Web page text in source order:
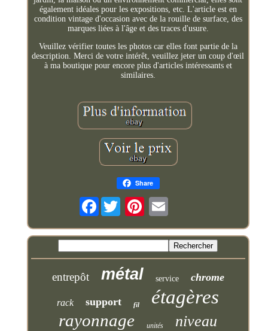
également idéales pour les expositions, etc. L'article est en
condition vintage d'occasion avec de la rouille de surface, des
marques liées à l'âge et des traces d'usure.
Veuillez vérifier toutes les photos car elles font partie de la
description. Merci de votre intérêt, veuillez jeter un coup d'œil
à ma boutique pour encore plus d'articles intéressants et
similaires.
Share
Facebook
entrepôt métal service chrome
rack support fil étagères
rayonnage unités niveau